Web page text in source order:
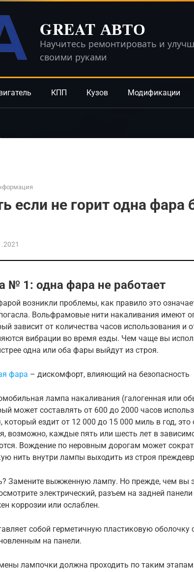
GREAT АВТО
Научитесь ремонтировать и
своими руками
КПП Кузов Модификации
если не горит одна фара
№ 1: одна фара не работает
возникли проблемы, как правило это
Вольфрамовые нити накаливания имеют
зависит от количества часов использования и
вибрации во время езды. Чем чаще вы
одна или оба фары выйдут из строя.
фара – дискомфорт, влияющий на безопасность
лампа накаливания (галогенная или
может составлять от 600 до 2000 часов
который ездит от 12 000 до 15 000 миль в год, это
возможно, каждые пять или шесть лет в
Вождение по неровным дорогам может
нить внутри лампы выходить из строя
Замените выжженную лампу. Но прежде, чем вы
электрический, разъем на задней
коррозии или ослаблен.
собой герметичную пластиковую оболочку
на панели.
лампочки должна проходить по таким